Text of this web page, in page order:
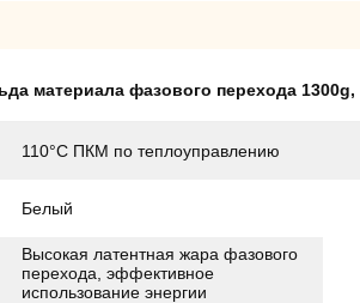
материала фазового перехода 1300g,
110°C ПКМ по теплоуправлению
Белый
Высокая латентная жара фазового
перехода, эффективное
использование энергии